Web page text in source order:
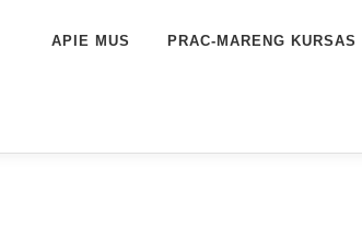
APIE MUS PRAC-MARENG KURSAS